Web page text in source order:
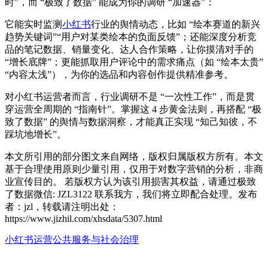
它能实时监测小红书行业的舆情动态，比如 “绘本赛道的新兴
趋势关键词”“用户对某类绘本的负面反馈”；还能深度分析竞
品的笔记数据、销量变化、达人合作策略，让你摸清对手的
“增长底牌”；更能抓取用户评论中的需求痛点（如 “绘本太贵”
“内容太浅”），为你的选品和内容创作提供精准参考。
对小红书运营者而言，行业调研不是 “一次性工作”，而是贯
穿运营全周期的 “指南针”。掌握这 4 步黄金法则，再搭配 “极
致了数据” 的舆情与数据洞察，才能真正实现 “知己知彼，不
踩坑地增长”。
本文所引用的部分图文来自网络，版权归属版权方所有。本文
基于合理使用原则少量引用，仅用于对数字营销的分析，非商
业宣传目的。 若版权方认为该引用损害其权益，请通过极致
了数据微信: JZL3122 联系我方，我们将立即配合处理。发布
者：jzl，转载请注明出处：
https://www.jizhil.com/xhsdata/5307.html
小红书运营公共服务与社会治理